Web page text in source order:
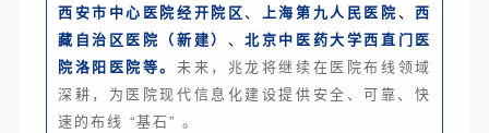
西安市中心医院经开院区、 上海第九人民医院 、西
藏自治区医院（新建） 、北京中医药大学西直门医
院洛阳医院等。 未来，兆龙将继续在医院布线领域
深耕，为医院现代信息化建设提供安全、可靠、快
速的布线 “基石” 。